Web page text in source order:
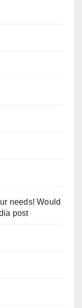
needs! Would
post